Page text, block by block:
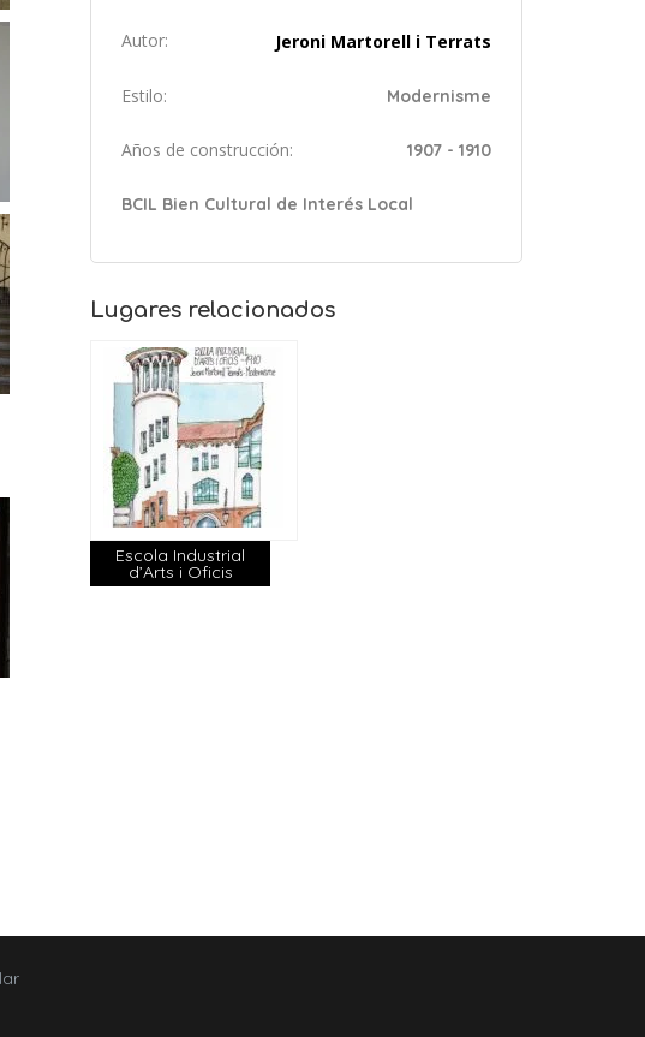
Autor: Jeroni Martorell i Terrats
Estilo: Modernisme
Años de construcción: 1907 - 1910
BCIL Bien Cultural de Interés Local
Lugares relacionados
Escola Industrial
d’Arts i Oficis